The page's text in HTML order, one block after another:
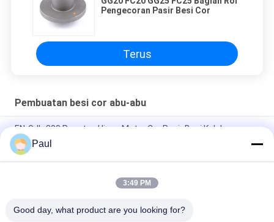
Pengecoran Pasir Besi Cor
Terus
Pembuatan besi cor abu-abu
EN-GJL-300 Penutup Ujung Motor Cor Pasir Besi Kelabu
Suku Cadang Pengecoran Pasir Besi Kelabu untuk Mesin
Industri
Sasis Suspensi Trailer Truk Suku Cadang Daun Gantungan
Paul
3:49 PM
Good day, what product are you looking for?